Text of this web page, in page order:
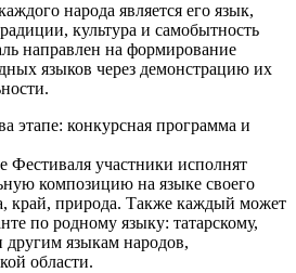
народа является его язык,
культура и самобытность
направлен на формирование
языков через демонстрацию их
этапе: конкурсная программа и
Фестиваля участники исполнят
композицию на языке своего
край, природа. Также каждый может
по родному языку: татарскому,
другим языкам народов,
области.